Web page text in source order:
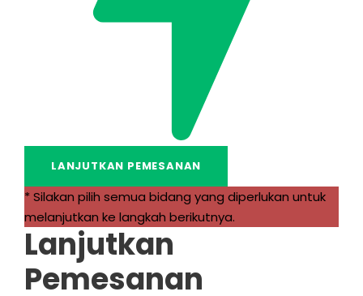
* Silakan pilih semua bidang yang diperlukan untuk
melanjutkan ke langkah berikutnya.
Lanjutkan
Pemesanan